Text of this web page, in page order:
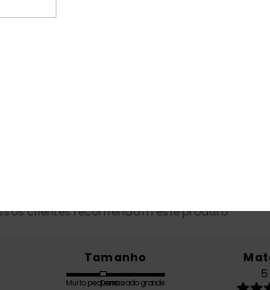
clientes recomendam este produto
Tamanho
Muito pequenoDemasiado grande